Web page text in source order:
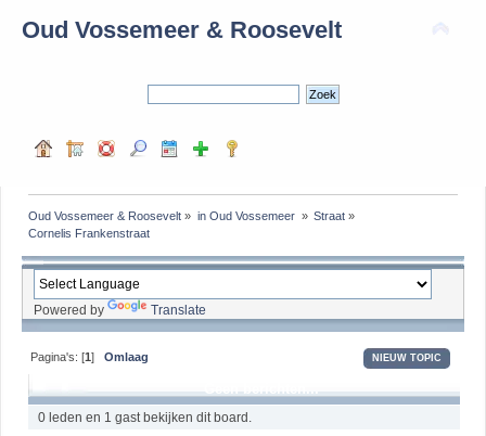
Oud Vossemeer & Roosevelt
Oud Vossemeer & Roosevelt » in Oud Vossemeer » Straat»
Cornelis Frankenstraat
Powered by Translate
Pagina's: [1]Omlaag NIEUW TOPIC
Geen berichten...
0 leden en 1 gast bekijken dit board.